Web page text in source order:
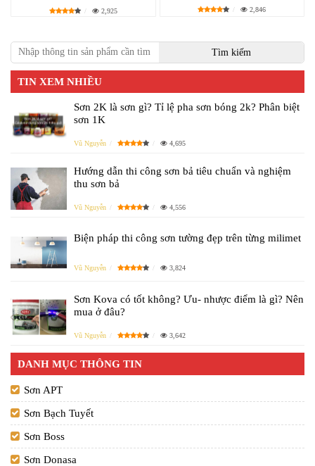
2,925 2,846
TIN XEM NHIỀU
Sơn 2K là sơn gì? Tỉ lệ pha sơn bóng 2k? Phân biệt
sơn 1K
Vũ Nguyễn 4,695
Hướng dẫn thi công sơn bả tiêu chuẩn và nghiệm
thu sơn bả
Vũ Nguyễn 4,556
Biện pháp thi công sơn tường đẹp trên từng milimet
Vũ Nguyễn 3,824
Sơn Kova có tốt không? Ưu- nhược điểm là gì? Nên
mua ở đâu?
Vũ Nguyễn 3,642
DANH MỤC THÔNG TIN
Sơn APT
Sơn Bạch Tuyết
Sơn Boss
Sơn Donasa